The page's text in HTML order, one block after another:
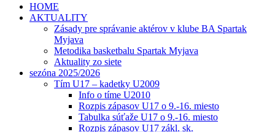
HOME
AKTUALITY
Zásady pre správanie aktérov v klube BA Spartak
Myjava
Metodika basketbalu Spartak Myjava
Aktuality zo siete
sezóna 2025/2026
Tím U17 – kadetky U2009
Info o tíme U2010
Rozpis zápasov U17 o 9.-16. miesto
Tabulka súťaže U17 o 9.-16. miesto
Rozpis zápasov U17 zákl. sk.